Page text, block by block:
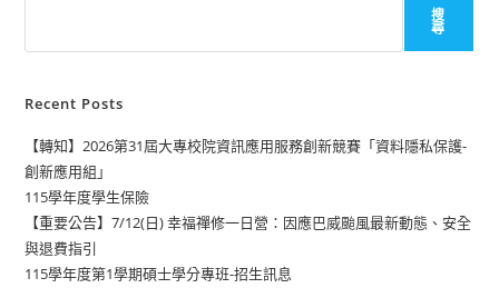
搜
尋
Recent Posts
【轉知】2026第31屆大專校院資訊應用服務創新競賽「資料隱私保護-
創新應用組」
115學年度學生保險
【重要公告】7/12(日) 幸福禪修一日營：因應巴威颱風最新動態、安全
與退費指引
115學年度第1學期碩士學分專班-招生訊息